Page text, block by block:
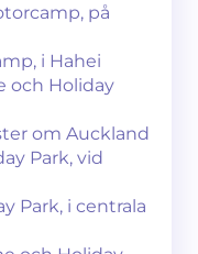
på
i Hahei
och Holiday
om Auckland
Park, vid
Park, i centrala